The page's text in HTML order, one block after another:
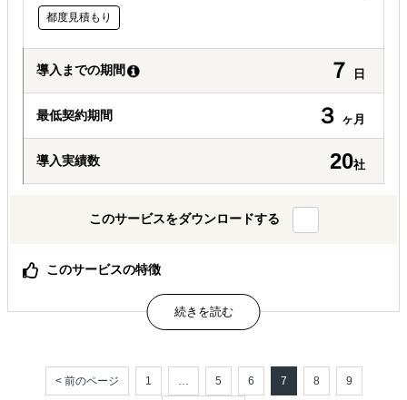
都度見積もり
導入までの期間 ７ 日
最低契約期間 ３ ヶ月
導入実績数 20社
このサービスをダウンロードする
このサービスの特徴
海外展開の「判断」から「実行」までを一気通貫で支援
戦略・資料作成・アウトリーチ・調整まで含む実務型サポ
< 前のページ 1 … 5 6 7 8 9